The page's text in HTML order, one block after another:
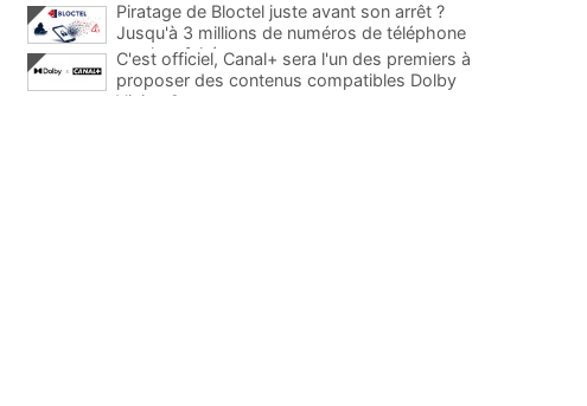
Piratage de Bloctel juste avant son arrêt ?
Jusqu'à 3 millions de numéros de téléphone
auraient fuité
C'est officiel, Canal+ sera l'un des premiers à
proposer des contenus compatibles Dolby
Vision 2